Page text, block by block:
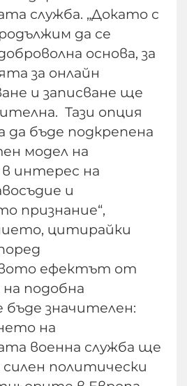
служба. „Докато с
да се
основа, за
за онлайн
и записване ще
Тази опция
да бъде подкрепена
модел на
интерес на
и
признание“,
цитирайки
ефектът от
подобна
значителен:
на
военна служба ще
политически